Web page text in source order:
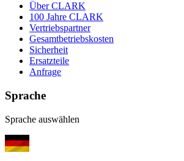
Über CLARK
100 Jahre CLARK
Vertriebspartner
Gesamtbetriebskosten
Sicherheit
Ersatzteile
Anfrage
Sprache
Sprache auswählen